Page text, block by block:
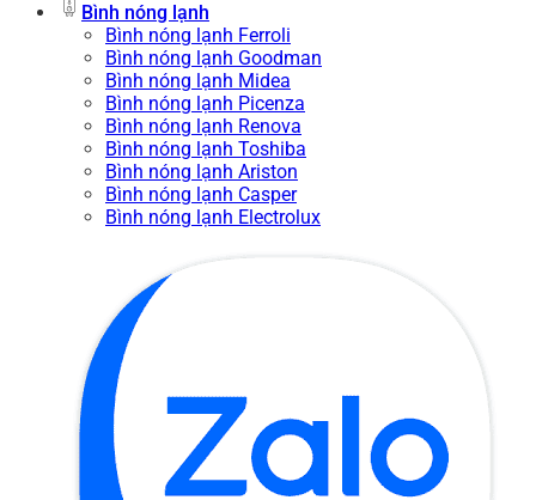
Bình nóng lạnh
Bình nóng lạnh Ferroli
Bình nóng lạnh Goodman
Bình nóng lạnh Midea
Bình nóng lạnh Picenza
Bình nóng lạnh Renova
Bình nóng lạnh Toshiba
Bình nóng lạnh Ariston
Bình nóng lạnh Casper
Bình nóng lạnh Electrolux